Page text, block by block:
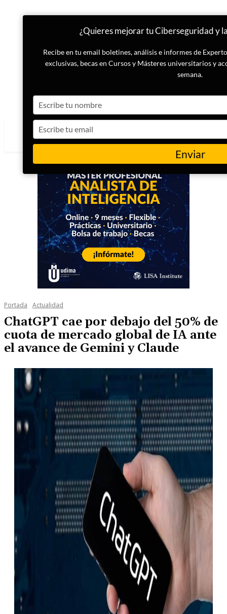
Portada Actualidad
ChatGPT cae por debajo del 50% de
cuota de mercado global de IA ante
el avance de Gemini y Claude
¿Quieres mejorar tu Ciberseguridad y
Recibe en tu email boletines, análisis e informes de
exclusivas, becas en Cursos y Másteres universitarios y
semana.
your
name
your
email
Enviar